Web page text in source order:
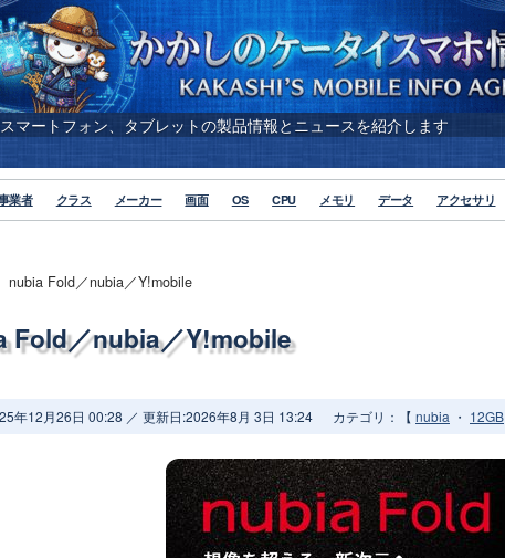
マートフォン、タブレットの製品情報とニュースを紹介します
業者 クラス メーカー 画面 OS CPU メモリ データ アクセサリ
nubia Fold／nubia／Y!mobile
Fold／nubia／Y!mobile
年12月26日 00:28 ／ 更新日:2026年8月 3日 13:24 カテゴリ：【 nubia ・ 12GB